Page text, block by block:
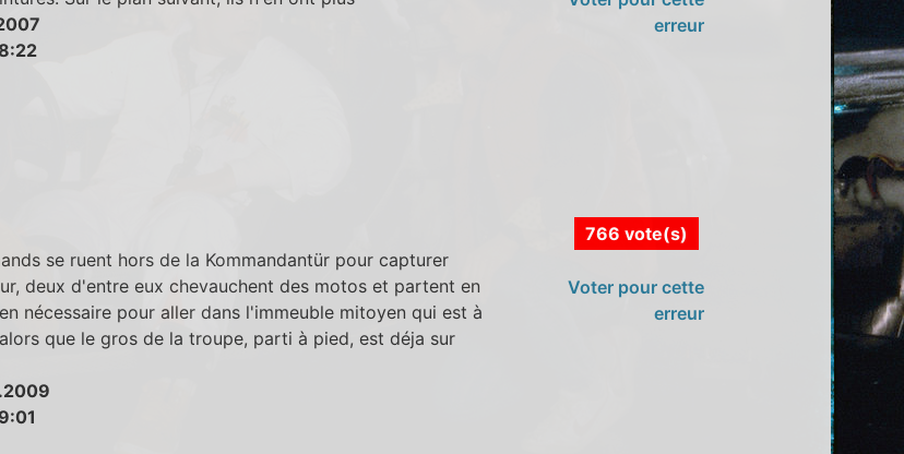
erreur
se ruent hors de la Kommandantür pour capturer
deux d'entre eux chevauchent des motos et partent en
nécessaire pour aller dans l'immeuble mitoyen qui est à
que le gros de la troupe, parti à pied, est déja sur
766 vote(s)
Voter pour cette
erreur